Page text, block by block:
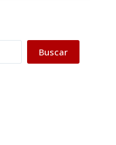
Buscar